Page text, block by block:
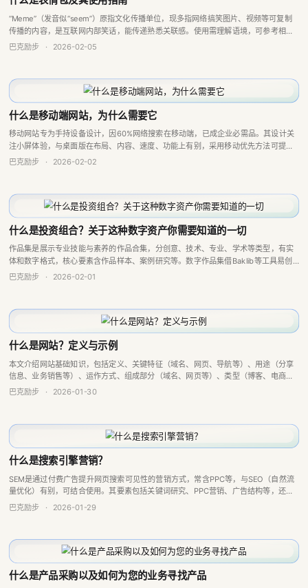
“Meme”（发音似“seem”）原指文化传播单位，现多指网络搞笑图片、视频等可复制
传播的内容，是互联网内部笑话，能传递熟悉关联感。使用需理解语境，可参考相关
网站学习，制作有免费工具，其类型多样且在不断演变，还能用于品牌营销。
巴克励步 · 2026-02-05
什么是移动端网站，为什么需要它
移动网站专为手持设备设计，因60%网络搜索在移动端，已成企业必需品。其设计关
注小屏体验，与桌面版在布局、内容、速度、功能上有别，采用移动优先方法可提升
用户体验、契合网络趋势，还能通过Baklib等平台轻松创建响应式网站。
巴克励步 · 2026-02-02
什么是投资组合？关于这种数字资产你需要知道的一切
作品集是展示专业技能与素养的作品合集，分创意、技术、专业、学术等类型，有实
体和数字格式，核心要素含作品样本、案例研究等。数字作品集借Baklib等工具易创
建，具动态展示、提升能见度等优势，助力求职、获客与个人品牌建设。
巴克励步 · 2026-02-01
什么是网站？定义与示例
本文介绍网站基础知识，包括定义、关键特征（域名、网页、导航等）、用途（分享
信息、业务销售等）、运作方式、组成部分（域名、网页等）、类型（博客、电商
等）及建站重要性，还提及可使用Baklib平台轻松构建各类专业网站。
巴克励步 · 2026-01-30
什么是搜索引擎营销？
SEM是通过付费广告提升网页搜索可见性的营销方式，常含PPC等，与SEO（自然流
量优化）有别，可结合使用。其要素包括关键词研究、PPC营销、广告结构等，还可
定向投放，现有自动化和AI趋势，能提升效率与回报率。
巴克励步 · 2026-01-29
什么是产品采购以及如何为您的业务寻找产品